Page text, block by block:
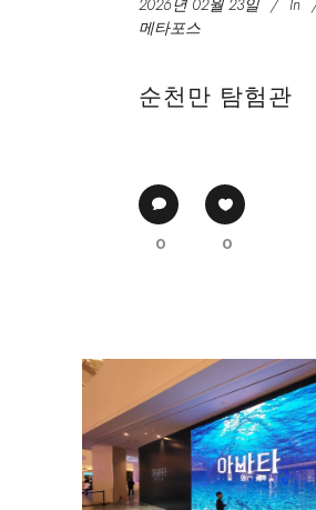
2026년 02월 23일 In
메타포스
순천만 탐험관
0 0